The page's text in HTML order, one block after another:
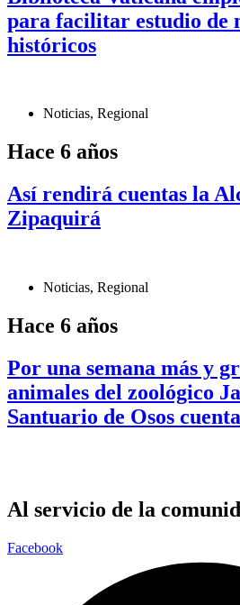
para facilitar estudio de
históricos
Noticias, Regional
Hace 6 años
Así rendirá cuentas la
Zipaquirá
Noticias, Regional
Hace 6 años
Por una semana más y
animales del zoológico
Santuario de Osos
Al servicio de la
Facebook